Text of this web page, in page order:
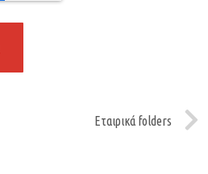
Εταιρικά folders